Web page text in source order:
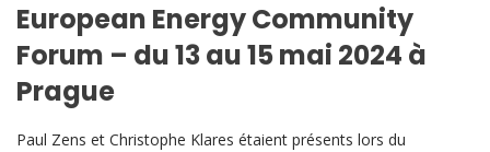
European Energy Community
Forum – du 13 au 15 mai 2024 à
Prague
Paul Zens et Christophe Klares étaient présents lors du